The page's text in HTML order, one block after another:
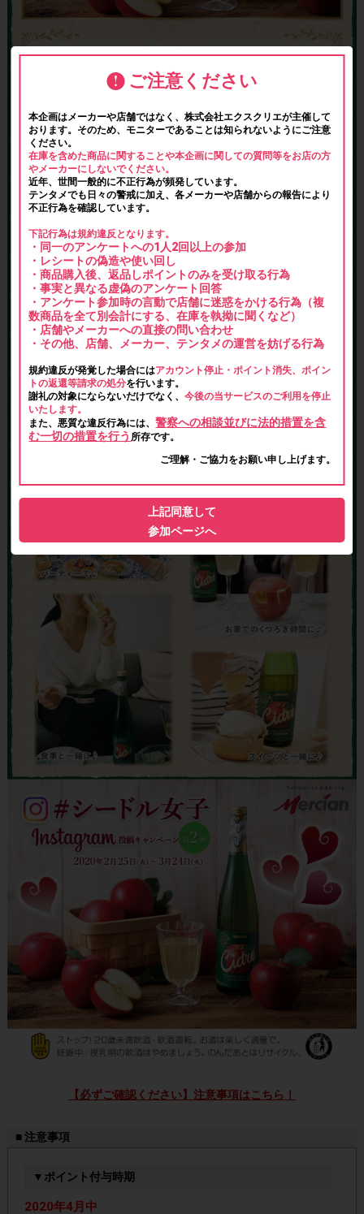
【必ずご確認ください】注意事項はこちら！
■ 注意事項
▼ポイント付与時期
2020年4月中
ご注意ください
本企画はメーカーや店舗ではなく、株式会社エクスクリエが主催して
おります。そのため、モニターであることは知られないようにご注意
ください。
在庫を含めた商品に関することや本企画に関しての質問等をお店の方
やメーカーにしないでください。
近年、世間一般的に不正行為が頻発しています。
テンタメでも日々の警戒に加え、各メーカーや店舗からの報告により
不正行為を確認しています。
下記行為は規約違反となります。
・同一のアンケートへの1人2回以上の参加
・レシートの偽造や使い回し
・商品購入後、返品しポイントのみを受け取る行為
・事実と異なる虚偽のアンケート回答
・アンケート参加時の言動で店舗に迷惑をかける行為（複
数商品を全て別会計にする、在庫を執拗に聞くなど）
・店舗やメーカーへの直接の問い合わせ
・その他、店舗、メーカー、テンタメの運営を妨げる行為
規約違反が発覚した場合にはアカウント停止・ポイント消失、ポイン
トの返還等請求の処分を行います。
謝礼の対象にならないだけでなく、今後の当サービスのご利用を停止
いたします。
また、悪質な違反行為には、警察への相談並びに法的措置を含
む一切の措置を行う 所存です。
ご理解・ご協力をお願い申し上げます。
上記同意して
参加ページへ